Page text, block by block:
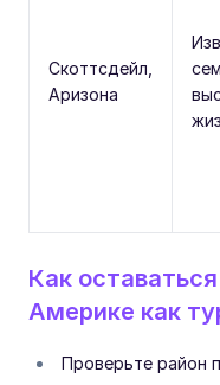
Скоттсдейл,
Аризона
Как
Америке как
Проверьте район